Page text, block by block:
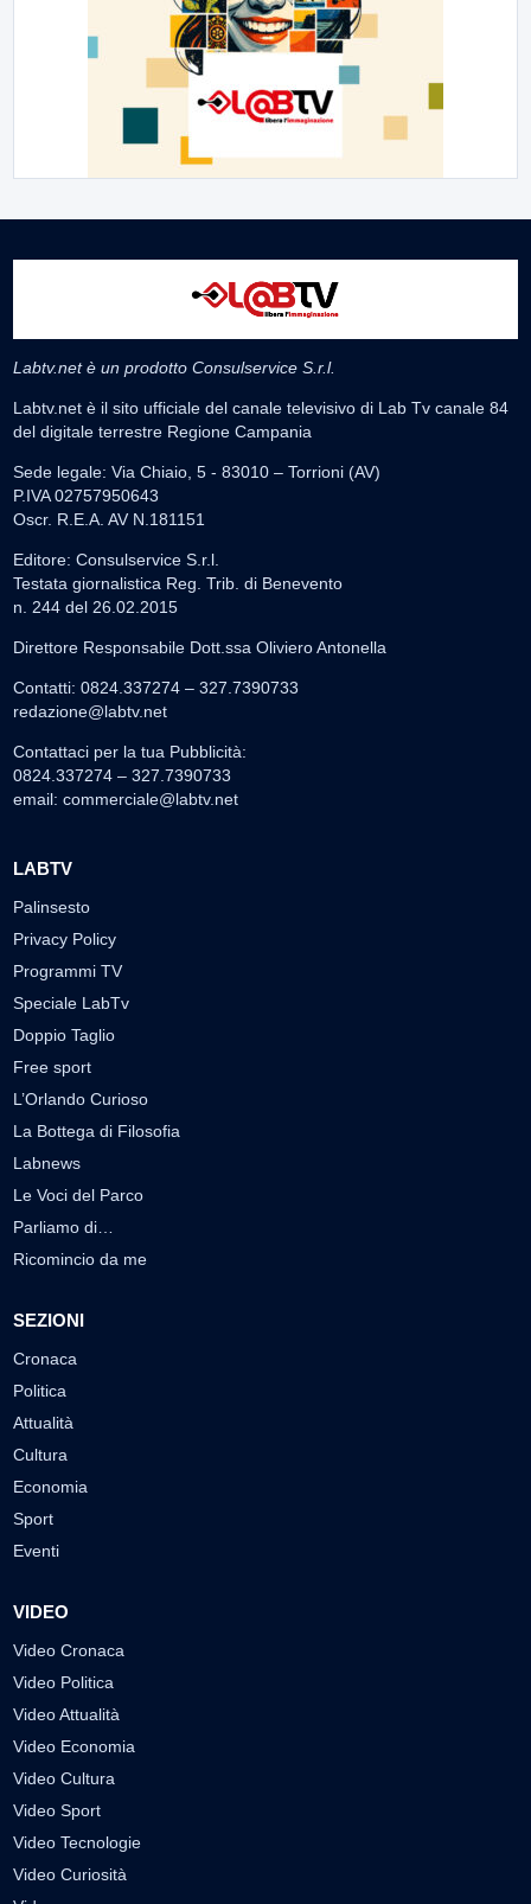
Labtv.net è un prodotto Consulservice S.r.l.
Labtv.net è il sito ufficiale del canale televisivo di Lab Tv canale 84
del digitale terrestre Regione Campania
Sede legale: Via Chiaio, 5 - 83010 – Torrioni (AV)
P.IVA 02757950643
Oscr. R.E.A. AV N.181151
Editore: Consulservice S.r.l.
Testata giornalistica Reg. Trib. di Benevento
n. 244 del 26.02.2015
Direttore Responsabile Dott.ssa Oliviero Antonella
Contatti: 0824.337274 – 327.7390733
redazione@labtv.net
Contattaci per la tua Pubblicità:
0824.337274 – 327.7390733
email: commerciale@labtv.net
LABTV
Palinsesto
Privacy Policy
Programmi TV
Speciale LabTv
Doppio Taglio
Free sport
L’Orlando Curioso
La Bottega di Filosofia
Labnews
Le Voci del Parco
Parliamo di…
Ricomincio da me
SEZIONI
Cronaca
Politica
Attualità
Cultura
Economia
Sport
Eventi
VIDEO
Video Cronaca
Video Politica
Video Attualità
Video Economia
Video Cultura
Video Sport
Video Tecnologie
Video Curiosità